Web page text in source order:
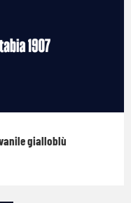
gialloblù